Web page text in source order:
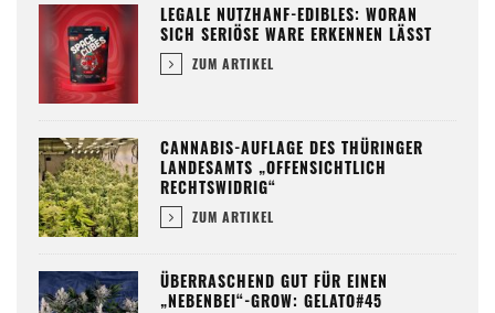
LEGALE NUTZHANF-EDIBLES: WORAN
SICH SERIÖSE WARE ERKENNEN LÄSST
ZUM ARTIKEL
CANNABIS-AUFLAGE DES THÜRINGER
LANDESAMTS „OFFENSICHTLICH
RECHTSWIDRIG“
ZUM ARTIKEL
ÜBERRASCHEND GUT FÜR EINEN
„NEBENBEI“-GROW: GELATO#45